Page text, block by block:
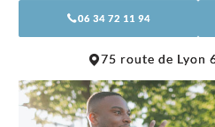
06 34 72 11 94
+
−
75 route de Lyon